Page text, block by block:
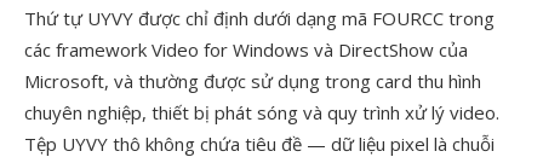
Thứ tự UYVY được chỉ định dưới dạng mã FOURCC trong
các framework Video for Windows và DirectShow của
Microsoft, và thường được sử dụng trong card thu hình
chuyên nghiệp, thiết bị phát sóng và quy trình xử lý video.
Tệp UYVY thô không chứa tiêu đề — dữ liệu pixel là chuỗi